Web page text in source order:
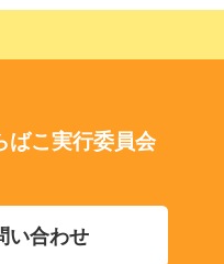
ばこ実行委員会
い合わせ